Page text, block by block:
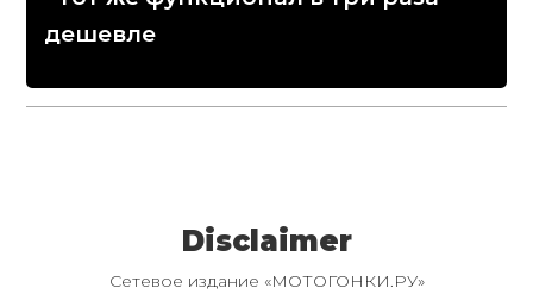
дешевле
Disclaimer
Сетевое издание «МОТОГОНКИ.РУ»